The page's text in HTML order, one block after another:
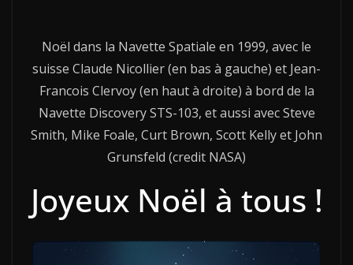
Noël dans la Navette Spatiale en 1999, avec le
suisse Claude Nicollier (en bas à gauche) et Jean-
Francois Clervoy (en haut à droite) à bord de la
Navette Discovery STS-103, et aussi avec Steve
Smith, Mike Foale, Curt Brown, Scott Kelly et John
Grunsfeld (credit NASA)
Joyeux Noël à tous !